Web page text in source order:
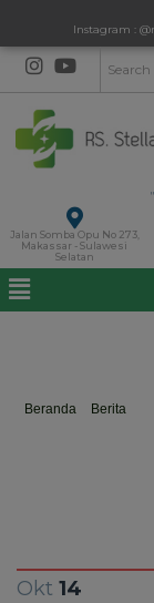
Instagram :
Jalan Somba Opu No 273,
Makassar - Sulawesi
Selatan
Beranda Berita
Okt 14